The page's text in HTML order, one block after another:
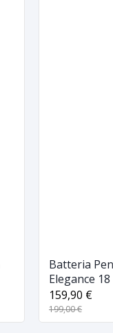
Batteria
Elegance
159,90 €
199,00 €